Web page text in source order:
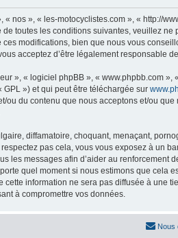
nos », « les-motocyclistes.com », « http://
toutes les conditions suivantes, veuillez
modifications, bien que nous vous
acceptez d’être légalement responsable
», « logiciel phpBB », « www.phpbb.com
GPL ») et qui peut être téléchargée sur
du contenu que nous acceptons et/ou
diffamatoire, choquant, menaçant,
pas cela, vous vous exposez à un
les messages afin d’aider au
quel moment si nous estimons que cela
information ne sera pas diffusée à une
à compromettre vos données.
Nous